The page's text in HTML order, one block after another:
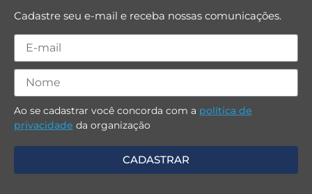
Cadastre seu e-mail e receba nossas comunicações.
Ao se cadastrar você concorda com a política de
privacidade da organização